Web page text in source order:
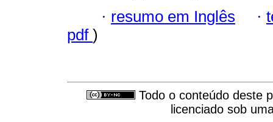
· resumo em Inglês ·
pdf )
Todo o conteúdo deste
licenciado sob